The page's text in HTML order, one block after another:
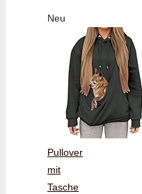
Neu
Pullover
mit
Tasche